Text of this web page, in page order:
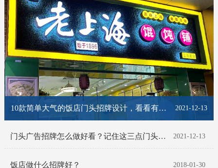
2021-12-13
10款简单大气的饭店门头招牌设计，看看有你喜欢的那一款吗？
2021-12-13
门头广告招牌怎么做好看？记住这三点门头招牌脱颖而出！
2018-01-30
饭店做什么招牌好？